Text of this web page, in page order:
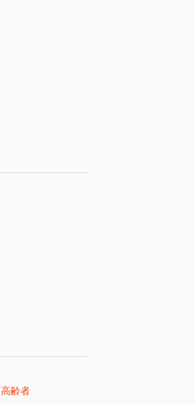
高齢者